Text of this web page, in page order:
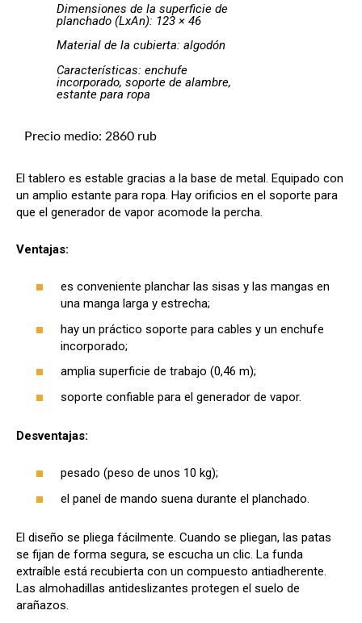
Dimensiones de la superficie de
planchado (LxAn): 123 × 46
Material de la cubierta: algodón
Características: enchufe
incorporado, soporte de alambre,
estante para ropa
Precio medio: 2860 rub
El tablero es estable gracias a la base de metal. Equipado con
un amplio estante para ropa. Hay orificios en el soporte para
que el generador de vapor acomode la percha.
Ventajas:
es conveniente planchar las sisas y las mangas en
una manga larga y estrecha;
hay un práctico soporte para cables y un enchufe
incorporado;
amplia superficie de trabajo (0,46 m);
soporte confiable para el generador de vapor.
Desventajas:
pesado (peso de unos 10 kg);
el panel de mando suena durante el planchado.
El diseño se pliega fácilmente. Cuando se pliegan, las patas
se fijan de forma segura, se escucha un clic. La funda
extraíble está recubierta con un compuesto antiadherente.
Las almohadillas antideslizantes protegen el suelo de
arañazos.